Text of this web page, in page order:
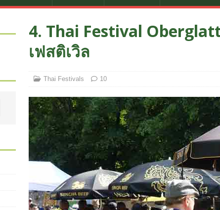
4. Thai Festival
เฟสติเวิล
Thai Festivals 10